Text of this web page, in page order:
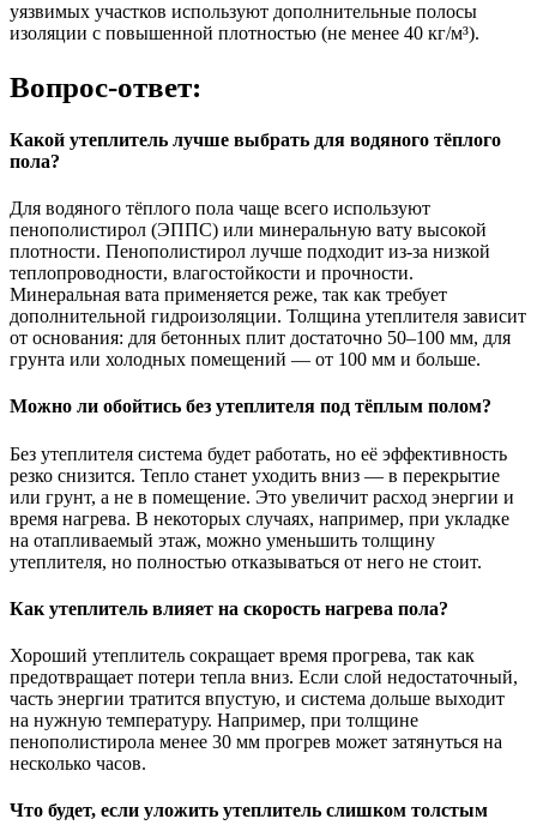
уязвимых участков используют дополнительные полосы
изоляции с повышенной плотностью (не менее 40 кг/м³).
Вопрос-ответ:
Какой утеплитель лучше выбрать для водяного тёплого
пола?
Для водяного тёплого пола чаще всего используют
пенополистирол (ЭППС) или минеральную вату высокой
плотности. Пенополистирол лучше подходит из-за низкой
теплопроводности, влагостойкости и прочности.
Минеральная вата применяется реже, так как требует
дополнительной гидроизоляции. Толщина утеплителя зависит
от основания: для бетонных плит достаточно 50–100 мм, для
грунта или холодных помещений — от 100 мм и больше.
Можно ли обойтись без утеплителя под тёплым полом?
Без утеплителя система будет работать, но её эффективность
резко снизится. Тепло станет уходить вниз — в перекрытие
или грунт, а не в помещение. Это увеличит расход энергии и
время нагрева. В некоторых случаях, например, при укладке
на отапливаемый этаж, можно уменьшить толщину
утеплителя, но полностью отказываться от него не стоит.
Как утеплитель влияет на скорость нагрева пола?
Хороший утеплитель сокращает время прогрева, так как
предотвращает потери тепла вниз. Если слой недостаточный,
часть энергии тратится впустую, и система дольше выходит
на нужную температуру. Например, при толщине
пенополистирола менее 30 мм прогрев может затянуться на
несколько часов.
Что будет, если уложить утеплитель слишком толстым